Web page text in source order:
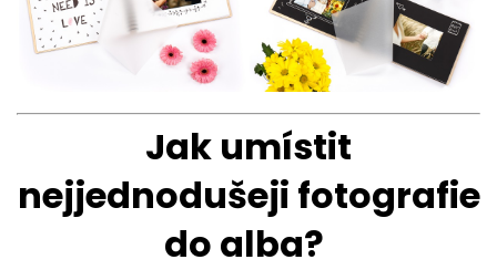
Jak umístit
nejjednodušeji fotografie
do alba?